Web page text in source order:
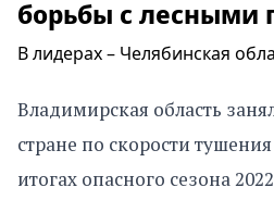
борьбы с лесными
В лидерах – Челябинская
Владимирская область
стране по скорости
итогах опасного сезона